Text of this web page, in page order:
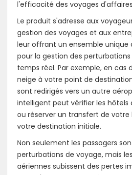
l'efficacité des voyages
Le produit s'adresse aux
gestion des voyages et aux
leur offrant un ensemble unique
pour la gestion des
temps réel. Par exemple, en cas
neige à votre point de
sont redirigés vers un autre
intelligent peut vérifier les hôtels
ou réserver un transfert de votre
votre destination initiale.
Non seulement les passagers
perturbations de voyage, mais
aériennes subissent des pertes